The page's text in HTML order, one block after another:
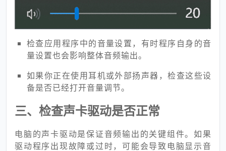
检查应用程序中的音量设置，有时程序自身的音
量设置也会影响整体音频输出。
如果你正在使用耳机或外部扬声器，检查这些设
备是否已经打开音量调节。
三、检查声卡驱动是否正常
电脑的声卡驱动是保证音频输出的关键组件。如果
驱动程序出现故障或过时，可能会导致电脑显示音